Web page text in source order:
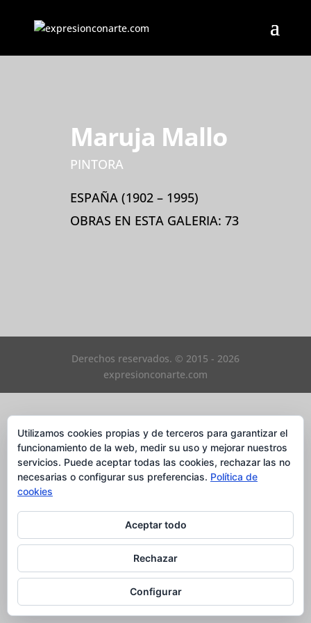
Maruja Mallo
PINTORA
ESPAÑA (1902 – 1995)
OBRAS EN ESTA GALERIA: 73
Derechos reservados. © 2015 - 2026
expresionconarte.com
Utilizamos cookies propias y de terceros para garantizar el
funcionamiento de la web, medir su uso y mejorar nuestros
servicios. Puede aceptar todas las cookies, rechazar las no
necesarias o configurar sus preferencias. Política de
cookies
Aceptar todo
Rechazar
Configurar